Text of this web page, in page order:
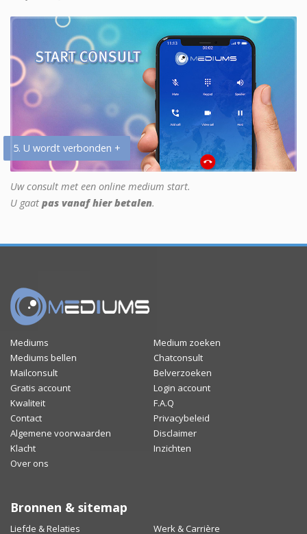
5. U wordt verbonden +
Uw consult met een online medium start.
U gaat pas vanaf hier betalen.
Mediums
Medium zoeken
Mediums bellen
Chatconsult
Mailconsult
Belverzoeken
Gratis account
Login account
Kwaliteit
F.A.Q
Contact
Privacybeleid
Algemene voorwaarden
Disclaimer
Klacht
Inzichten
Over ons
Bronnen & sitemap
Liefde & Relaties Werk & Carrière